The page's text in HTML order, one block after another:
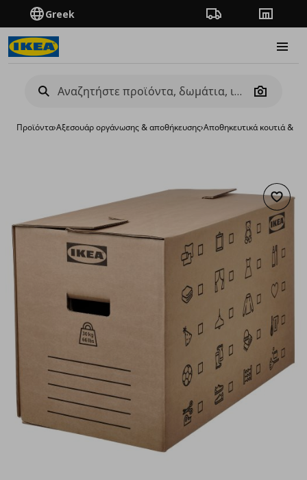
Greek Πορεία παραγγελίας
Camera
Προϊόντα›Aξεσουάρ οργάνωσης & αποθήκευσης›Αποθηκευτικά κουτιά &